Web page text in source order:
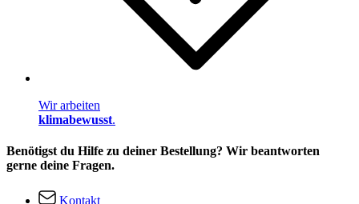
Wir arbeiten
klimabewusst.
Benötigst du Hilfe zu deiner Bestellung? Wir beantworten
gerne deine Fragen.
Kontakt